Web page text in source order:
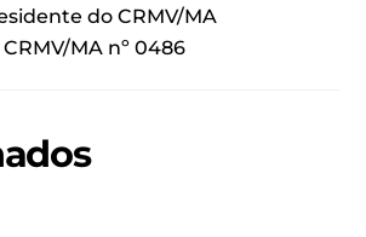
do CRMV/MA
CRMV/MA nº 0486